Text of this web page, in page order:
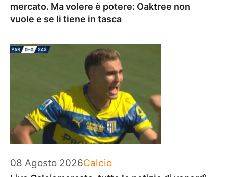
mercato. Ma volere è potere: Oaktree non
vuole e se li tiene in tasca
08 Agosto 2026Categorie
Calcio